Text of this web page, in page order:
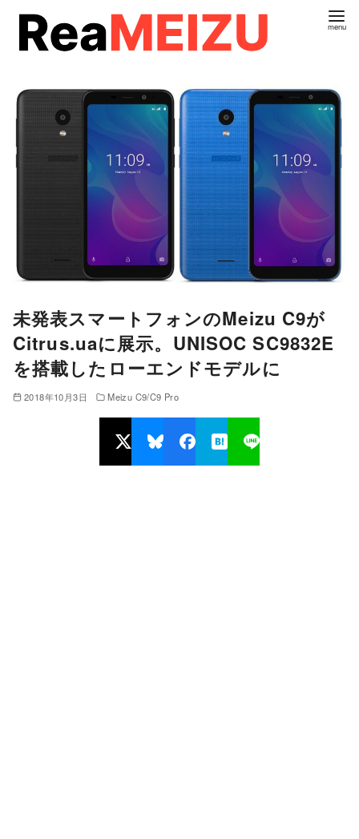
未発表スマートフォンのMeizu C9が
Citrus.uaに展示。UNISOC SC9832E
を搭載したローエンドモデルに
2018年10月3日 Meizu C9/C9 Pro